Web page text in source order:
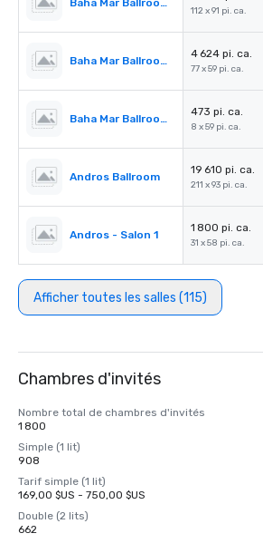
Baha Mar Ballroom Salon 4
112 x 91 pi. ca.
Baha Mar Ballroom Salon 5
4 624 pi. ca.
77 x 59 pi. ca.
Baha Mar Ballroom Corridor
473 pi. ca.
8 x 59 pi. ca.
Andros Ballroom
19 610 pi. ca.
211 x 93 pi. ca.
Andros - Salon 1
1 800 pi. ca.
31 x 58 pi. ca.
Afficher toutes les salles (115)
Chambres d'invités
Nombre total de chambres d'invités
1 800
Simple (1 lit)
908
Tarif simple (1 lit)
169,00 $US - 750,00 $US
Double (2 lits)
662